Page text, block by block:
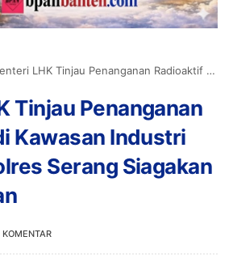
LHK Tinjau Penanganan Radioaktif di Kawasan Industri Cikande, Polres Serang Siagakan Pengamanan
Tinjau Penanganan
Kawasan Industri
Serang Siagakan
KOMENTAR